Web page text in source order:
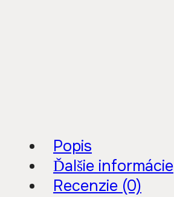
Popis
Ďalšie informácie
Recenzie (0)